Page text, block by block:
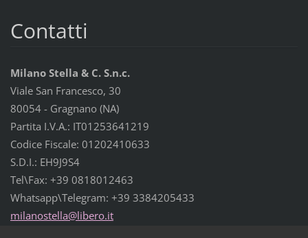
Contatti
Milano Stella & C. S.n.c.
Viale San Francesco, 30
80054 - Gragnano (NA)
Partita I.V.A.: IT01253641219
Codice Fiscale: 01202410633
S.D.I.: EH9J9S4
Tel\Fax: +39 0818012463
Whatsapp\Telegram: +39 3384205433
milanostella@libero.it